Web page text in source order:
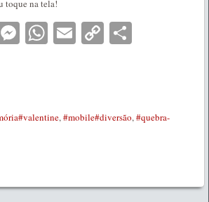
toque na tela!
LinkedIn
Messenger
WhatsApp
EmailCopy
,#mobile#diversão,#quebra-